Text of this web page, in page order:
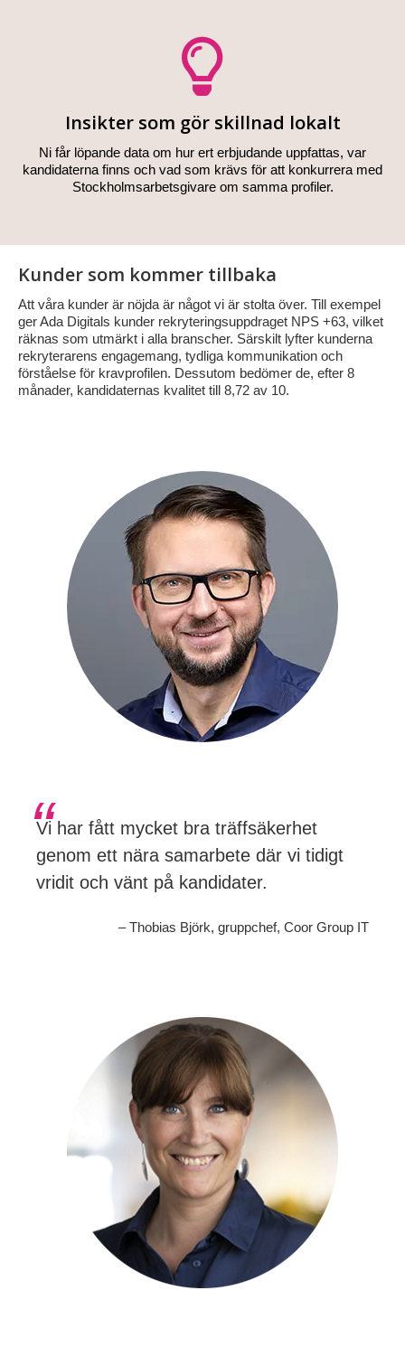
Insikter som gör skillnad lokalt
Ni får löpande data om hur ert erbjudande uppfattas, var
kandidaterna finns och vad som krävs för att konkurrera med
Stockholmsarbetsgivare om samma profiler.
Kunder som kommer tillbaka
Att våra kunder är nöjda är något vi är stolta över. Till exempel
ger Ada Digitals kunder rekryteringsuppdraget NPS +63, vilket
räknas som utmärkt i alla branscher. Särskilt lyfter kunderna
rekryterarens engagemang, tydliga kommunikation och
förståelse för kravprofilen. Dessutom bedömer de, efter 8
månader, kandidaternas kvalitet till 8,72 av 10.
Vi har fått mycket bra träffsäkerhet
genom ett nära samarbete där vi tidigt
vridit och vänt på kandidater.
– Thobias Björk, gruppchef, Coor Group IT